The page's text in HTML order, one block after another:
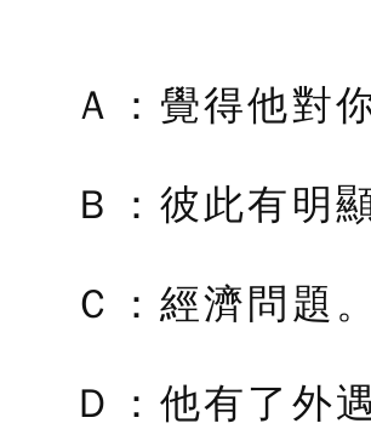
Ａ：覺得他對
Ｂ：彼此有明
Ｃ：經濟問題。
Ｄ：他有了外遇